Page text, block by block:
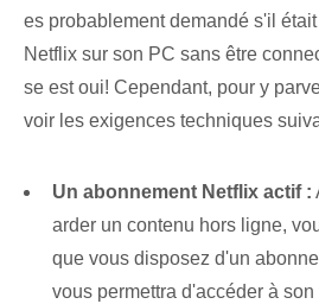
es probablement demandé s'il
Netflix sur son PC sans être
se est oui! Cependant, pour y
voir les exigences techniques
Un abonnement Netflix actif :
arder un contenu hors ligne,
que vous disposez d'un
vous permettra d'accéder à son